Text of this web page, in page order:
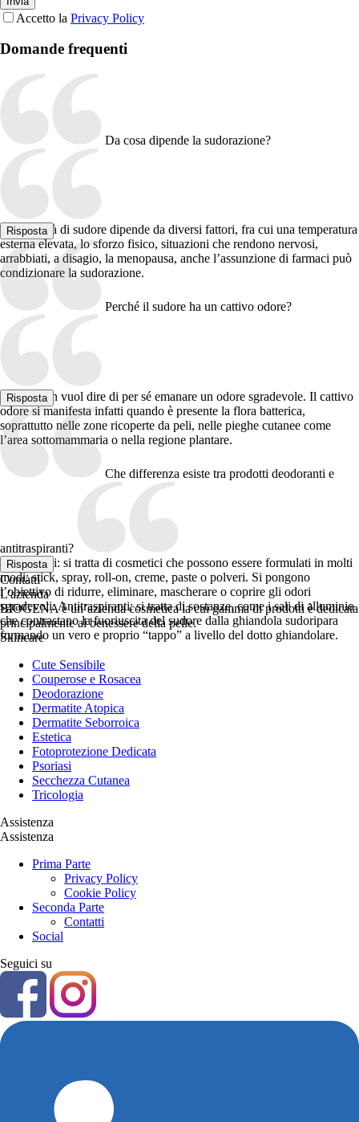
Accetto la Privacy Policy
Domande frequenti
Da cosa dipende la sudorazione?
La quantità di sudore dipende da diversi fattori, fra cui una temperatura
esterna elevata, lo sforzo fisico, situazioni che rendono nervosi,
arrabbiati, a disagio, la menopausa, anche l’assunzione di farmaci può
condizionare la sudorazione.
Risposta
Perché il sudore ha un cattivo odore?
Sudare non vuol dire di per sé emanare un odore sgradevole. Il cattivo
odore si manifesta infatti quando è presente la flora batterica,
soprattutto nelle zone ricoperte da peli, nelle pieghe cutanee come
l’area sottomammaria o nella regione plantare.
Risposta
Che differenza esiste tra prodotti deodoranti e
antitraspiranti?
Deodoranti: si tratta di cosmetici che possono essere formulati in molti
modi: stick, spray, roll-on, creme, paste o polveri. Si pongono
l’obiettivo di ridurre, eliminare, mascherare o coprire gli odori
sgradevoli. Antitraspiranti: si tratta di sostanze, come i sali di alluminio
che contrastano la fuoriuscita del sudore dalla ghiandola sudoripara
formando un vero e proprio “tappo” a livello del dotto ghiandolare.
Risposta
Contatti
L'azienda
BIOGENA è un’azienda cosmetica la cui gamma di prodotti è dedicata
principalmente al benessere della pelle.
Skincare
Cute Sensibile
Couperose e Rosacea
Deodorazione
Dermatite Atopica
Dermatite Seborroica
Estetica
Fotoprotezione Dedicata
Psoriasi
Secchezza Cutanea
Tricologia
Assistenza
Assistenza
Prima Parte
Privacy Policy
Cookie Policy
Seconda Parte
Contatti
Social
Seguici su